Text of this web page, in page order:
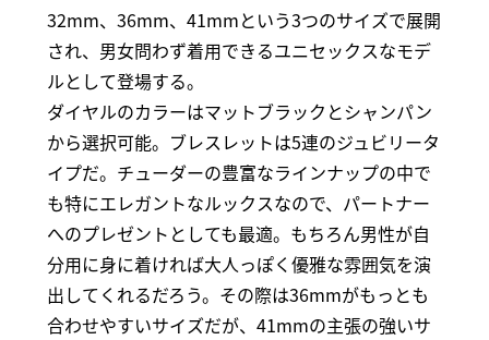
32mm、36mm、41mmという3つのサイズで展開
され、男女問わず着用できるユニセックスなモデ
ルとして登場する。
ダイヤルのカラーはマットブラックとシャンパン
から選択可能。ブレスレットは5連のジュビリータ
イプだ。チューダーの豊富なラインナップの中で
も特にエレガントなルックスなので、パートナー
へのプレゼントとしても最適。もちろん男性が自
分用に身に着ければ大人っぽく優雅な雰囲気を演
出してくれるだろう。その際は36mmがもっとも
合わせやすいサイズだが、41mmの主張の強いサ